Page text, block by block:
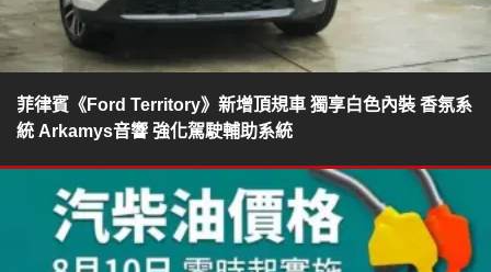
菲律賓《Ford Territory》新增頂規車 獨享白色內裝 香氛系
統 Arkamys音響 強化駕駛輔助系統